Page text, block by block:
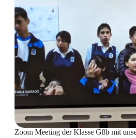
Zoom Meeting der Klasse G8b mit